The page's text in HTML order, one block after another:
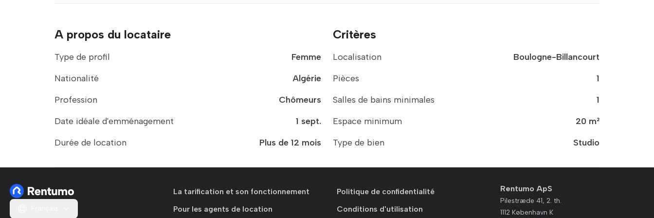
A propos du locataire
Type de profil
Femme
Nationalité
Algérie
Profession
Chômeurs
Date idéale d'emménagement
1 sept.
Durée de location
Plus de 12 mois
Critères
Localisation
Boulogne-Billancourt
Pièces
1
Salles de bains minimales
1
Espace minimum
20 m²
Type de bien
Studio
La tarification et son fonctionnement
Pour les agents de location
Politique de confidentialité
Conditions d'utilisation
Rentumo ApS
Pilestræde 41, 2. th.
1112 København K